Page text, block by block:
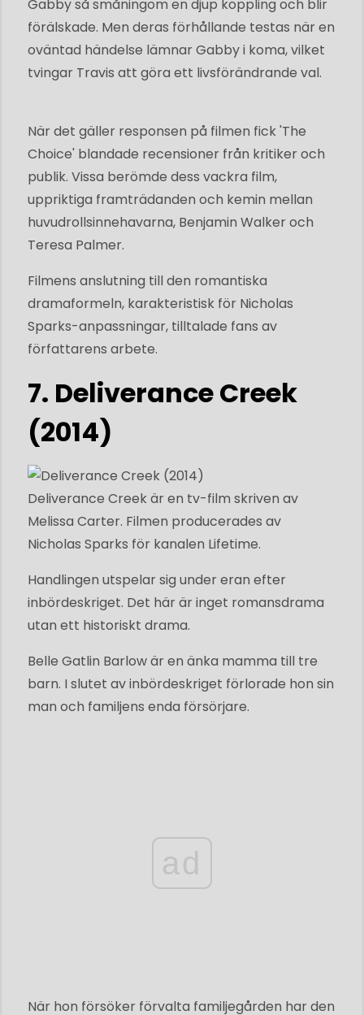
Gabby så småningom en djup koppling och blir
förälskade. Men deras förhållande testas när en
oväntad händelse lämnar Gabby i koma, vilket
tvingar Travis att göra ett livsförändrande val.
När det gäller responsen på filmen fick 'The
Choice' blandade recensioner från kritiker och
publik. Vissa berömde dess vackra film,
uppriktiga framträdanden och kemin mellan
huvudrollsinnehavarna, Benjamin Walker och
Teresa Palmer.
Filmens anslutning till den romantiska
dramaformeln, karakteristisk för Nicholas
Sparks-anpassningar, tilltalade fans av
författarens arbete.
7. Deliverance Creek
(2014)
Deliverance Creek är en tv-film skriven av
Melissa Carter. Filmen producerades av
Nicholas Sparks för kanalen Lifetime.
Handlingen utspelar sig under eran efter
inbördeskriget. Det här är inget romansdrama
utan ett historiskt drama.
Belle Gatlin Barlow är en änka mamma till tre
barn. I slutet av inbördeskriget förlorade hon sin
man och familjens enda försörjare.
ad
När hon försöker förvalta familjegården har den